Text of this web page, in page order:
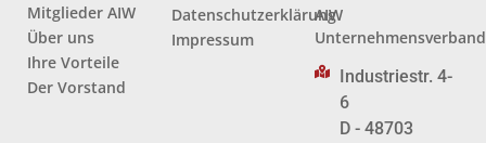
Mitglieder AIW
Über uns
Ihre Vorteile
Der Vorstand
Datenschutzerklärung
Impressum
AIW
Unternehmensverband
Industriestr. 4-
6
D - 48703